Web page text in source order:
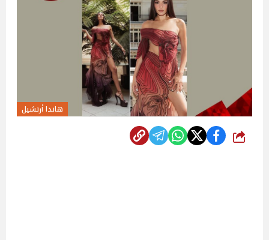
هاندا أرتشيل
شارك